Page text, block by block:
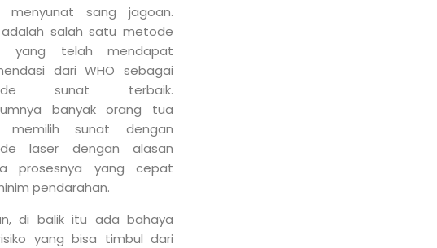
menyunat sang jagoan.
salah satu metode
yang telah mendapat
dari WHO sebagai
sunat terbaik.
banyak orang tua
memilih sunat dengan
laser dengan alasan
prosesnya yang cepat
pendarahan.
di balik itu ada bahaya
yang bisa timbul dari